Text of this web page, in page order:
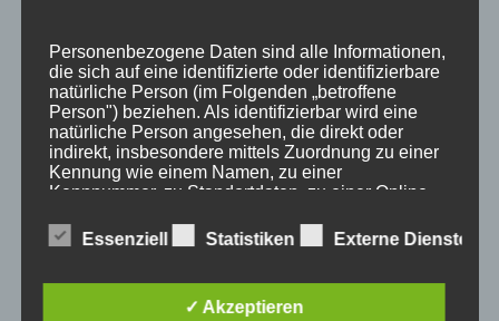
Stichworte
allgäu allgäuer alpen alpen angebot Auszeit
bayern bergbahnen berge event
Personenbezogene Daten sind alle Informationen,
die sich auf eine identifizierte oder identifizierbare
natürliche Person (im Folgenden „betroffene
Person") beziehen. Als identifizierbar wird eine
natürliche Person angesehen, die direkt oder
indirekt, insbesondere mittels Zuordnung zu einer
Kennung wie einem Namen, zu einer
Kennnummer, zu Standortdaten, zu einer Online-
besonderen Merkmalen, die Ausdruck der
physischen, physiologischen, genetischen,
identifiziert werden kann.
Essenziell Statistiken Externe Dienste
✓ Akzeptieren